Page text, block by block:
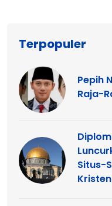
Terpopuler
Pepih
Raja-
Situs-